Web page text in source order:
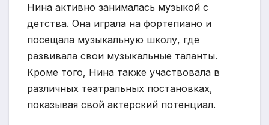
Нина активно занималась музыкой с
детства. Она играла на фортепиано и
посещала музыкальную школу, где
развивала свои музыкальные таланты.
Кроме того, Нина также участвовала в
различных театральных постановках,
показывая свой актерский потенциал.